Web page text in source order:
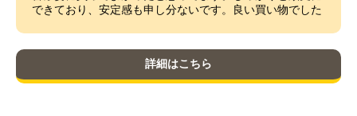
できており、安定感も申し分ないです。良い買い物でした
詳細はこちら